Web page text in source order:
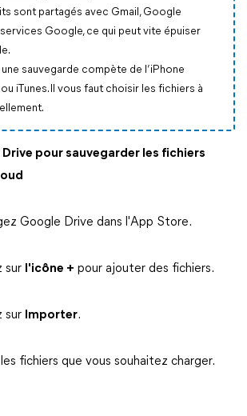
sont partagés avec Gmail, Google
Google, ce qui peut vite épuiser
sauvegarde compète de l’iPhone
iTunes. Il vous faut choisir les fichiers à
pour sauvegarder les fichiers
Google Drive dans l'App Store.
sur l'icône + pour ajouter des fichiers.
sur Importer.
les fichiers que vous souhaitez charger.